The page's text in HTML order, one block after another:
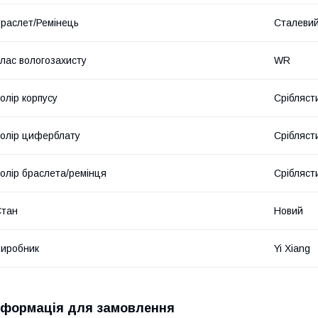
Ремінець Сталевий
вологозахисту WR
корпусу
циферблату
браслета/ремінця
Новий
Yi Xiang
для замовлення